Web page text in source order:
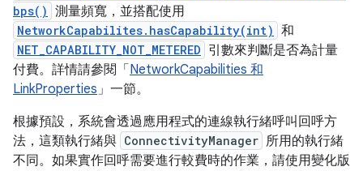
bps() 測量頻寬，並搭配使用
NetworkCapabilites.hasCapability(int) 和
NET_CAPABILITY_NOT_METERED 引數來判斷是否為計量
付費。詳情請參閱「 NetworkCapabilities 和
LinkProperties」一節。
根據預設，系統會透過應用程式的連線執行緒呼叫回呼方
法，這類執行緒與 ConnectivityManager 所用的執行緒
不同。如果實作回呼需要進行較費時的作業，請使用變化版